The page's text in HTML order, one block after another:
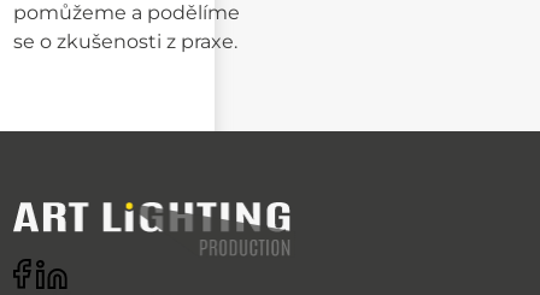
pomůžeme a podělíme
se o zkušenosti z praxe.